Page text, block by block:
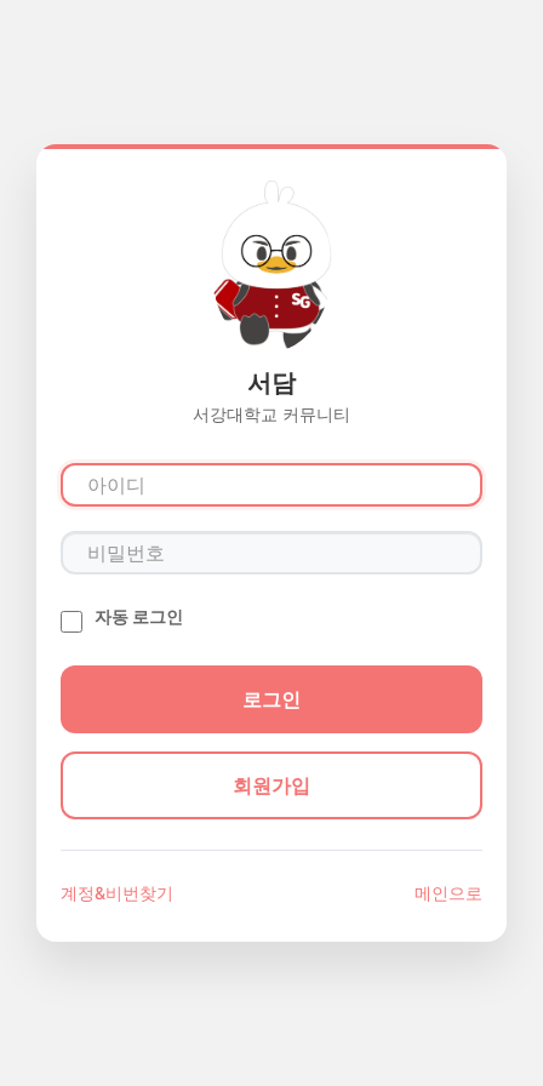
서담
서강대학교 커뮤니티
자동 로그인
회원가입
계정&비번찾기 메인으로